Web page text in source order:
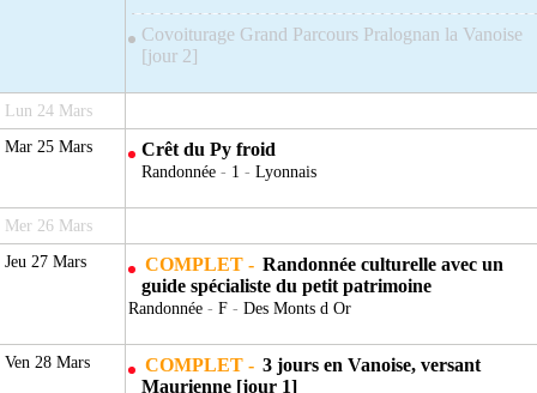
Covoiturage Grand Parcours Pralognan la Vanoise
[jour 2]
Lun 24 Mars
Mar 25 Mars
Crêt du Py froid
Randonnée - 1 - Lyonnais
Mer 26 Mars
Jeu 27 Mars
COMPLET - Randonnée culturelle avec un
guide spécialiste du petit patrimoine
Randonnée - F - Des Monts d Or
Ven 28 Mars COMPLET - 3 jours en Vanoise, versant
Maurienne [jour 1]